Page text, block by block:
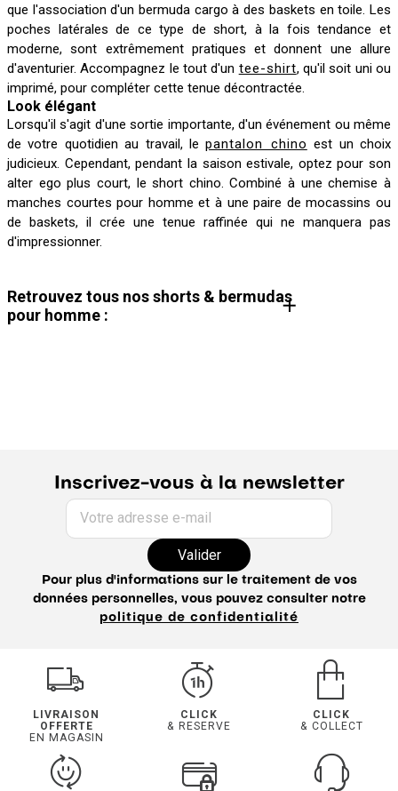
que l'association d'un bermuda cargo à des baskets en toile. Les
poches latérales de ce type de short, à la fois tendance et
moderne, sont extrêmement pratiques et donnent une allure
d'aventurier. Accompagnez le tout d'un tee-shirt, qu'il soit uni ou
imprimé, pour compléter cette tenue décontractée.
Look élégant
Lorsqu'il s'agit d'une sortie importante, d'un événement ou même
de votre quotidien au travail, lepantalon chino est un choix
judicieux. Cependant, pendant la saison estivale, optez pour son
alter ego plus court, le short chino. Combiné à une chemise à
manches courtes pour homme et à une paire de mocassins ou
de baskets, il crée une tenue raffinée qui ne manquera pas
d'impressionner.
Retrouvez tous nos shorts & bermudas
pour homme :
Inscrivez-vous à la newsletter
Votre adresse e-mail
Valider
Pour plus d'informations sur le traitement de vos
données personnelles, vous pouvez consulter notre
politique de confidentialité
LIVRAISON
OFFERTE
EN MAGASIN
CLICK
& RESERVE
CLICK
& COLLECT